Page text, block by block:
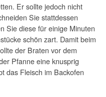
Er sollte jedoch nicht
Sie stattdessen
Sie diese für einige Minuten
schön zart. Damit beim
der Braten vor dem
Pfanne eine knusprig
das Fleisch im Backofen